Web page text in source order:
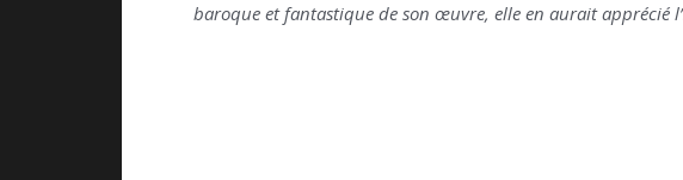
baroque et fantastique de son œuvre, elle en aurait apprécié